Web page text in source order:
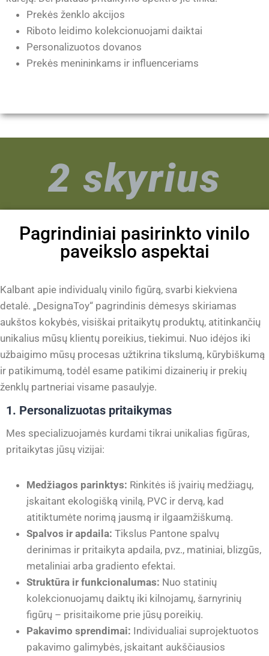
Prekės ženklo akcijos
Riboto leidimo kolekcionuojami daiktai
Personalizuotos dovanos
Prekės menininkams ir influenceriams
2 skyrius
Pagrindiniai pasirinkto vinilo
paveikslo aspektai
Kalbant apie individualų vinilo figūrą, svarbi kiekviena
detalė. „DesignaToy“ pagrindinis dėmesys skiriamas
aukštos kokybės, visiškai pritaikytų produktų, atitinkančių
unikalius mūsų klientų poreikius, tiekimui. Nuo idėjos iki
užbaigimo mūsų procesas užtikrina tikslumą, kūrybiškumą
ir patikimumą, todėl esame patikimi dizainerių ir prekių
ženklų partneriai visame pasaulyje.
1. Personalizuotas pritaikymas
Mes specializuojamės kurdami tikrai unikalias figūras,
pritaikytas jūsų vizijai:
Medžiagos parinktys: Rinkitės iš įvairių medžiagų,
įskaitant ekologišką vinilą, PVC ir dervą, kad
atitiktumėte norimą jausmą ir ilgaamžiškumą.
Spalvos ir apdaila: Tikslus Pantone spalvų
derinimas ir pritaikyta apdaila, pvz., matiniai, blizgūs,
metaliniai arba gradiento efektai.
Struktūra ir funkcionalumas: Nuo statinių
kolekcionuojamų daiktų iki kilnojamų, šarnyrinių
figūrų – prisitaikome prie jūsų poreikių.
Pakavimo sprendimai: Individualiai suprojektuotos
pakavimo galimybės, įskaitant aukščiausios